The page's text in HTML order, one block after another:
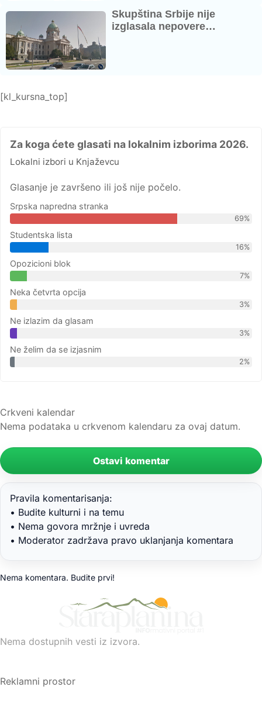
Skupština Srbije nije
izglasala nepovere…
[kl_kursna_top]
Za koga ćete glasati na lokalnim izborima 2026.
Lokalni izbori u Knjaževcu
Glasanje je završeno ili još nije počelo.
Srpska napredna stranka
69%
Studentska lista
16%
Opozicioni blok
7%
Neka četvrta opcija
3%
Ne izlazim da glasam
3%
Ne želim da se izjasnim
2%
Crkveni kalendar
Nema podataka u crkvenom kalendaru za ovaj datum.
Ostavi komentar
Pravila komentarisanja:
• Budite kulturni i na temu
• Nema govora mržnje i uvreda
• Moderator zadržava pravo uklanjanja komentara
Nema komentara. Budite prvi!
Nema dostupnih vesti iz izvora.
Reklamni prostor